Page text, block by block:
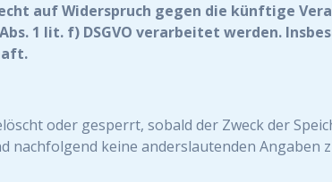
auf Widerspruch gegen die künftige
1 lit. f) DSGVO verarbeitet werden.
oder gesperrt, sobald der Zweck der
keine anderslautenden Angaben